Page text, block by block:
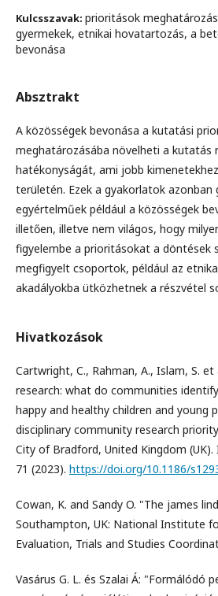
Kulcsszavak: prioritások
gyermekek, etnikai hovatartozás, a
bevonása
Absztrakt
A közösségek bevonása a kutatási
meghatározásába növelheti a kutatás
hatékonyságát, ami jobb
területén. Ezek a gyakorlatok azonban
egyértelműek például a közösségek
illetően, illetve nem világos, hogy
figyelembe a prioritásokat a döntések
megfigyelt csoportok, például az
akadályokba ütközhetnek a részvétel
Hivatkozások
Cartwright, C., Rahman, A., Islam, S.
research: what do communities
happy and healthy children and young
disciplinary community research
City of Bradford, United Kingdom (UK).
71 (2023). https://doi.org/10.1186/
Cowan, K. and Sandy O. "The james
Southampton, UK: National Institute
Evaluation, Trials and Studies
Vasárus G. L. és Szalai Á: "Formálódó